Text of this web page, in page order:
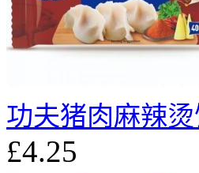
功夫猪肉麻辣烫
£4.25